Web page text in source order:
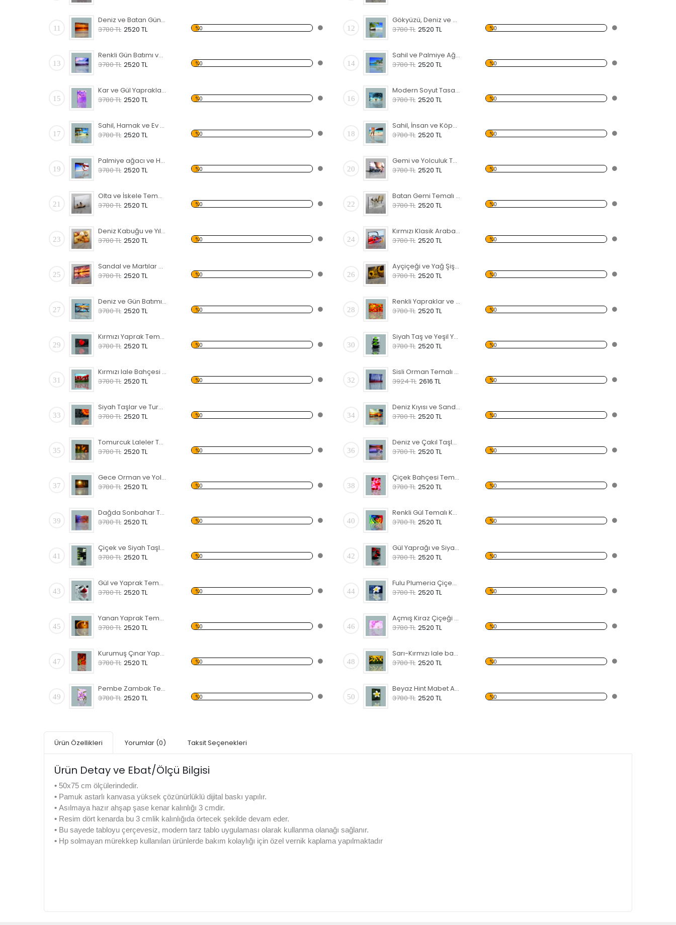
11
Deniz ve Batan Güneş Kanvas Tablo
3780 TL 2520 TL %0 12
Gökyüzü, Deniz ve Palmiyeler Kanvas Tablo
3780 TL 2520 TL %0
13
Renkli Gün Batımı ve Deniz Kanvas Tablo
3780 TL 2520 TL %0 14
Sahil ve Palmiye Ağaçları Kanvas Tablo
3780 TL 2520 TL %0
15
Kar ve Gül Yaprakları Temalı Kanvas Tablo
3780 TL 2520 TL %0 16
Modern Soyut Tasarım 28 Kanvas Tablo
3780 TL 2520 TL %0
17
Sahil, Hamak ve Ev Temalı Kanvas Tablo
3780 TL 2520 TL %0 18
Sahil, İnsan ve Köpek Kanvas Tablo
3780 TL 2520 TL %0
19
Palmiye ağacı ve Hamak Kanvas Tablo
3780 TL 2520 TL %0 20
Gemi ve Yolculuk Temalı Kanvas Tablo
3780 TL 2520 TL %0
21
Olta ve İskele Temalı Kanvas Tablo
3780 TL 2520 TL %0 22
Batan Gemi Temalı Kanvas Tablo
3780 TL 2520 TL %0
23
Deniz Kabuğu ve Yıldızı Kanvas Tablo
3780 TL 2520 TL %0 24
Kırmızı Klasik Araba Kanvas Tablo
3780 TL 2520 TL %0
25
Sandal ve Martılar Kanvas Tablo
3780 TL 2520 TL %0 26
Ayçiçeği ve Yağ Şişesi Temalı Kanvas Tablo
3780 TL 2520 TL %0
27
Deniz ve Gün Batımı Kanvas Tablo
3780 TL 2520 TL %0 28
Renkli Yapraklar ve Sonbahar Kanvas Tablo
3780 TL 2520 TL %0
29
Kırmızı Yaprak Temalı Kanvas Tablo
3780 TL 2520 TL %0 30
Siyah Taş ve Yeşil Yapraklar Kanvas Tablo
3780 TL 2520 TL %0
31
Kırmızı lale Bahçesi Temalı Kanvas Tablo
3780 TL 2520 TL %0 32
Sisli Orman Temalı Kanvas Tablo
3924 TL 2616 TL %0
33
Siyah Taşlar ve Turuncu Çiçek Kanvas Tablo
3780 TL 2520 TL %0 34
Deniz Kıyısı ve Sandal Kanvas Tablo
3780 TL 2520 TL %0
35
Tomurcuk Laleler Temalı Kanvas Tablo
3780 TL 2520 TL %0 36
Deniz ve Çakıl Taşları Kanvas Tablo
3780 TL 2520 TL %0
37
Gece Orman ve Yol Kanvas Tablo
3780 TL 2520 TL %0 38
Çiçek Bahçesi Temalı Kanvas Tablo
3780 TL 2520 TL %0
39
Dağda Sonbahar Temalı Kanvas Tablo
3780 TL 2520 TL %0 40
Renkli Gül Temalı Kanvas Tablo
3780 TL 2520 TL %0
41
Çiçek ve Siyah Taşlar Temalı Kanvas Tablo
3780 TL 2520 TL %0 42
Gül Yaprağı ve Siyah Taş Kanvas Tablo
3780 TL 2520 TL %0
43
Gül ve Yaprak Temalı Kanvas Tablo
3780 TL 2520 TL %0 44
Fulu Plumeria Çiçeği Temalı Kanvas Tablo
3780 TL 2520 TL %0
45
Yanan Yaprak Temalı Kanvas Tablo
3780 TL 2520 TL %0 46
Açmış Kiraz Çiçeği Temalı Kanvas Tablo
3780 TL 2520 TL %0
47
Kurumuş Çınar Yaprakları Temalı Kanvas Tablo
3780 TL 2520 TL %0 48
Sarı-Kırmızı lale bahçesi Kanvas Tablo
3780 TL 2520 TL %0
49
Pembe Zambak Temalı Kanvas Tablo
3780 TL 2520 TL %0 50
Beyaz Hint Mabet Ağacı Kanvas Tablo
3780 TL 2520 TL %0
Ürün Özellikleri Yorumlar (0) Taksit Seçenekleri
Ürün Detay ve Ebat/Ölçü Bilgisi
• 50x75 cm ölçülerindedir.
• Pamuk astarlı kanvasa yüksek çözünürlüklü dijital baskı yapılır.
• Asılmaya hazır ahşap şase kenar kalınlığı 3 cmdir.
• Resim dört kenarda bu 3 cmlik kalınlığıda örtecek şekilde devam eder.
• Bu sayede tabloyu çerçevesiz, modern tarz tablo uygulaması olarak kullanma olanağı sağlanır.
• Hp solmayan mürekkep kullanılan ürünlerde bakım kolaylığı için özel vernik kaplama yapılmaktadır